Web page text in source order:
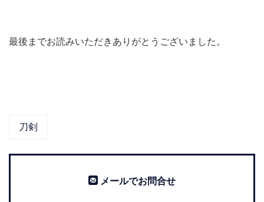
最後までお読みいただきありがとうございました。
刀剣
メールでお問合せ